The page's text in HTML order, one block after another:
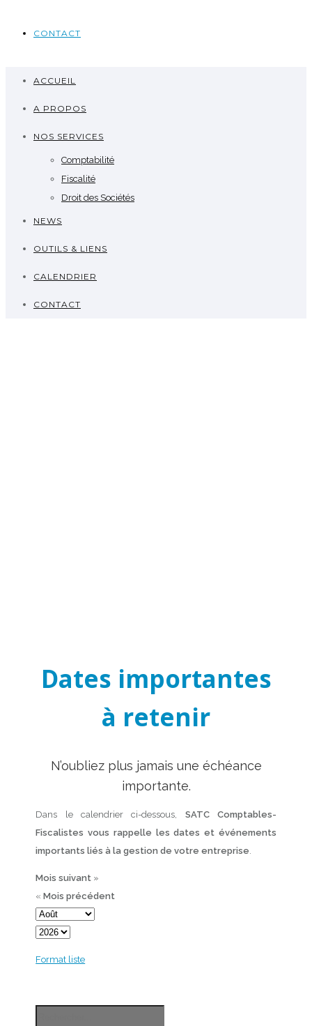
CONTACT
ACCUEIL
A PROPOS
NOS SERVICES
Comptabilité
Fiscalité
Droit des Sociétés
NEWS
OUTILS & LIENS
CALENDRIER
CONTACT
Dates importantes
à retenir
N’oubliez plus jamais une échéance
importante.
Dans le calendrier ci-dessous, SATC Comptables-
Fiscalistes vous rappelle les dates et événements
importants liés à la gestion de votre entreprise.
Mois suivant »
«Mois précédent
Format liste